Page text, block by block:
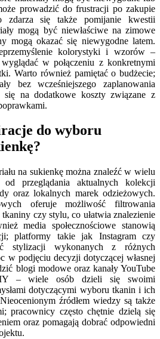
prowadzić do frustracji po zakupie
zdarza się także pomijanie kwestii
mogą być niewłaściwe na zimowe
mogą okazać się niewygodne latem.
kolorystyki i wzorów –
w połączeniu z konkretnymi
Warto również pamiętać o budżecie;
bez wcześniejszego zaplanowania
się na dodatkowe koszty związane z
do wyboru
na sukienkę można znaleźć w wielu
przeglądania aktualnych kolekcji
oraz lokalnych marek odzieżowych.
oferuje możliwość filtrowania
czy stylu, co ułatwia znalezienie
media społecznościowe stanowią
platformy takie jak Instagram czy
stylizacji wykonanych z różnych
w podjęciu decyzji dotyczącej własnej
blogi modowe oraz kanały YouTube
– wiele osób dzieli się swoimi
dotyczącymi wyboru tkanin i ich
źródłem wiedzy są także
pracownicy często chętnie dzielą się
oraz pomagają dobrać odpowiedni